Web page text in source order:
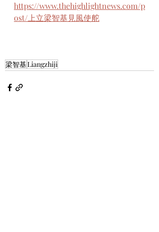
https://www.thehighlightnews.com/p
ost/上立梁智基見風使舵
梁智基Liangzhiji